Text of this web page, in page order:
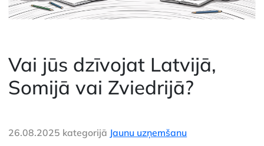
Vai jūs dzīvojat Latvijā,
Somijā vai Zviedrijā?
26.08.2025 kategorijā Jaunu uzņemšanu